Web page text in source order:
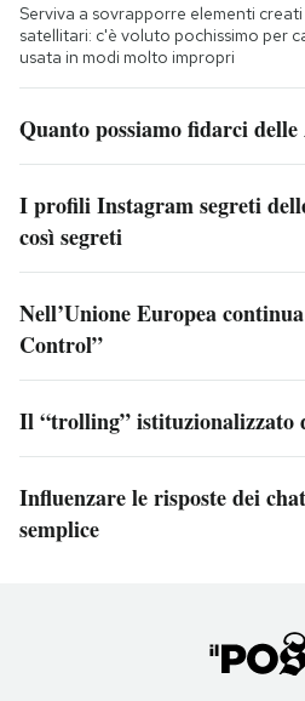
Serviva a sovrapporre elementi
satellitari: c'è voluto pochissimo per
usata in modi molto impropri
Quanto possiamo fidarci
I profili Instagram segreti
così segreti
Nell’Unione Europea
Control”
Il “trolling” istituzionalizzato
Influenzare le risposte dei
semplice